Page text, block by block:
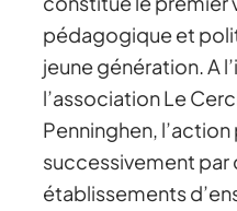
pédagogique et
jeune génération. A
l’association Le
Penninghen,
successivement par
établissements